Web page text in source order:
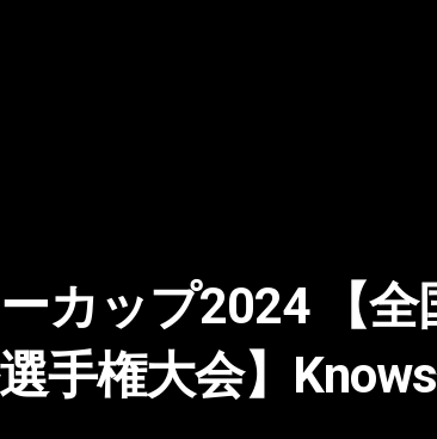
カップ2024 【
手権大会】